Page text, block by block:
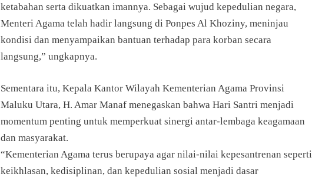
ketabahan serta dikuatkan imannya. Sebagai wujud kepedulian negara,
Menteri Agama telah hadir langsung di Ponpes Al Khoziny, meninjau
kondisi dan menyampaikan bantuan terhadap para korban secara
langsung,” ungkapnya.
Sementara itu, Kepala Kantor Wilayah Kementerian Agama Provinsi
Maluku Utara, H. Amar Manaf menegaskan bahwa Hari Santri menjadi
momentum penting untuk memperkuat sinergi antar-lembaga keagamaan
dan masyarakat.
“Kementerian Agama terus berupaya agar nilai-nilai kepesantrenan seperti
keikhlasan, kedisiplinan, dan kepedulian sosial menjadi dasar